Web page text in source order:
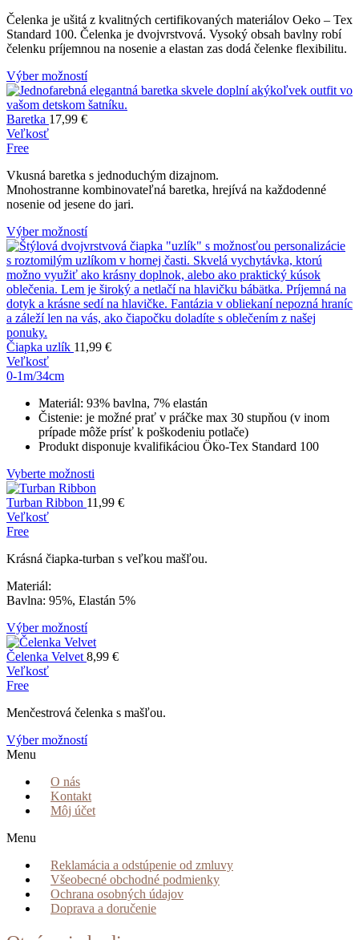
Čelenka je ušitá z kvalitných certifikovaných materiálov Oeko – Tex
Standard 100. Čelenka je dvojvrstvová. Vysoký obsah bavlny robí
čelenku príjemnou na nosenie a elastan zas dodá čelenke flexibilitu.
Výber možností
Baretka 17,99 €
Veľkosť
Free
Vkusná baretka s jednoduchým dizajnom.
Mnohostranne kombinovateľná baretka, hrejívá na každodenné
nosenie od jesene do jari.
Výber možností
Čiapka uzlík 11,99 €
Veľkosť
0-1m/34cm
Materiál: 93% bavlna, 7% elastán
Čistenie: je možné prať v práčke max 30 stupňou (v inom
prípade môže prísť k poškodeniu potlače)
Produkt disponuje kvalifikáciou Öko-Tex Standard 100
Vyberte možnosti
Turban Ribbon 11,99 €
Veľkosť
Free
Krásná čiapka-turban s veľkou mašľou.
Materiál:
Bavlna: 95%, Elastán 5%
Výber možností
Čelenka Velvet 8,99 €
Veľkosť
Free
Menčestrová čelenka s mašľou.
Výber možností
Menu
O nás
Kontakt
Môj účet
Menu
Reklamácia a odstúpenie od zmluvy
Všeobecné obchodné podmienky
Ochrana osobných údajov
Doprava a doručenie